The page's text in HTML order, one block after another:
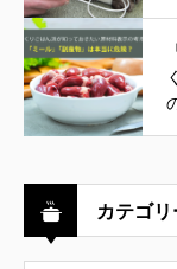
カテゴリ